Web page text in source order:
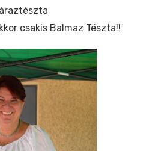
csakis Balmaz Tészta!!